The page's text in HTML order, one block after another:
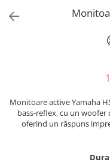
Accesorii de microfoane
Microfoane de
calibrare
Microfoane de studio
Microfoane de Suprafata
Microfoane lavaliera si
Monitoare active Yamaha
bass-reflex, cu un woofer
oferind un răspuns